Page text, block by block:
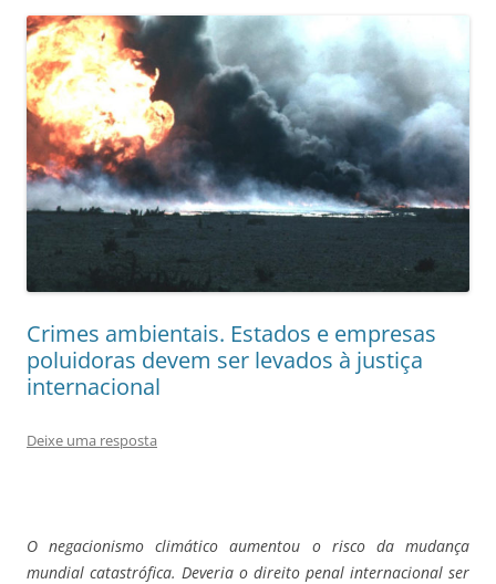
Crimes ambientais. Estados e empresas
poluidoras devem ser levados à justiça
internacional
Deixe uma resposta
O negacionismo climático aumentou o risco da mudança
mundial catastrófica. Deveria o direito penal internacional ser